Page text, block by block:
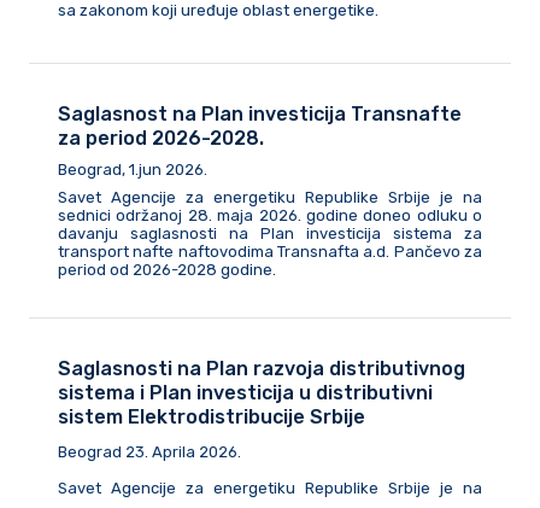
sa zakonom koji uređuje oblast energetike.
Saglasnost na Plan investicija Transnafte
za period 2026-2028.
Beograd, 1.jun 2026.
Savet Agencije za energetiku Republike Srbije je na
sednici održanoj 28. maja 2026. godine doneo odluku o
davanju saglasnosti na Plan investicija sistema za
transport nafte naftovodima Transnafta a.d. Pančevo za
period od 2026-2028 godine.
Saglasnosti na Plan razvoja distributivnog
sistema i Plan investicija u distributivni
sistem Elektrodistribucije Srbije
Beograd 23. Aprila 2026.
Savet Agencije za energetiku Republike Srbije je na